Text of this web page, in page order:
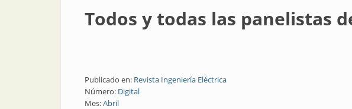
Todos y todas las panelistas
Publicado en: Revista Ingeniería Eléctrica
Número: Digital
Mes:Abril